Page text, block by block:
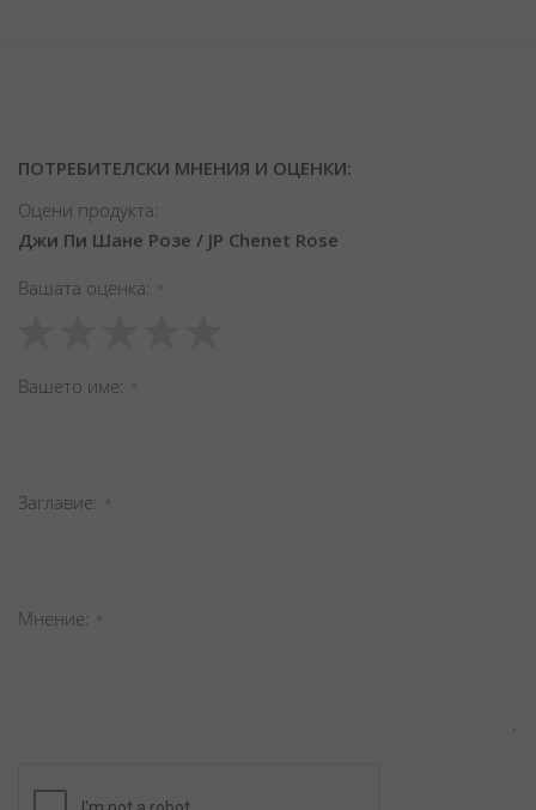
ПОТРЕБИТЕЛСКИ МНЕНИЯ И ОЦЕНКИ:
Оцени продукта:
Джи Пи Шане Розе / JP Chenet Rose
Вашата оценка
star
stars
stars
stars
stars
Вашето име
Заглавиe
Мнение